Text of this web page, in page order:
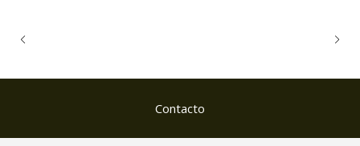
Contacto